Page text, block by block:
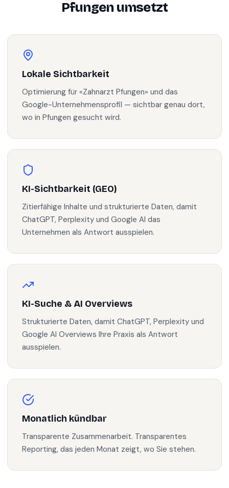
Pfungenumsetzt
Lokale Sichtbarkeit
Optimierung für «Zahnarzt Pfungen» und das
Google-Unternehmensprofil — sichtbar genau dort,
wo in Pfungen gesucht wird.
KI-Sichtbarkeit (GEO)
Zitierfähige Inhalte und strukturierte Daten, damit
ChatGPT, Perplexity und Google AI das
Unternehmen als Antwort ausspielen.
KI-Suche & AI Overviews
Strukturierte Daten, damit ChatGPT, Perplexity und
Google AI Overviews Ihre Praxis als Antwort
ausspielen.
Monatlich kündbar
Transparente Zusammenarbeit. Transparentes
Reporting, das jeden Monat zeigt, wo Sie stehen.